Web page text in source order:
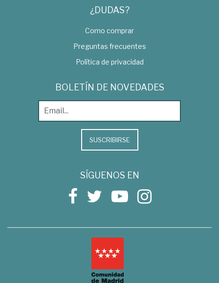
¿DUDAS?
Como comprar
Preguntas frecuentes
Política de privacidad
BOLETÍN DE NOVEDADES
SUSCRIBIRSE
SÍGUENOS EN